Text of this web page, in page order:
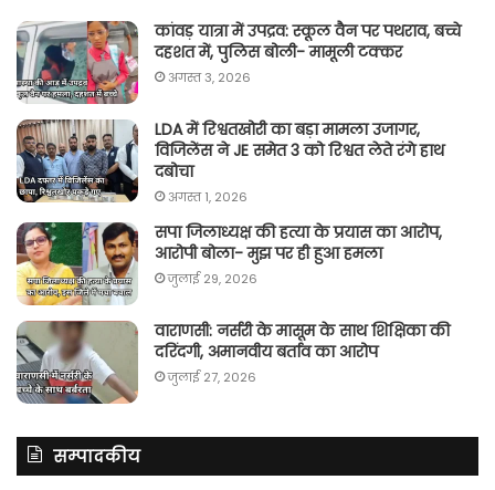
कांवड़ यात्रा में उपद्रव: स्कूल वैन पर पथराव, बच्चे
दहशत में, पुलिस बोली- मामूली टक्कर
अगस्त 3, 2026
LDA में रिश्वतखोरी का बड़ा मामला उजागर,
विजिलेंस ने JE समेत 3 को रिश्वत लेते रंगे हाथ
दबोचा
अगस्त 1, 2026
सपा जिलाध्यक्ष की हत्या के प्रयास का आरोप,
आरोपी बोला- मुझ पर ही हुआ हमला
जुलाई 29, 2026
वाराणसी: नर्सरी के मासूम के साथ शिक्षिका की
दरिंदगी, अमानवीय बर्ताव का आरोप
जुलाई 27, 2026
सम्पादकीय